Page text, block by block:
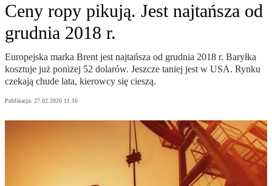
Ceny ropy pikują. Jest najtańsza od
grudnia 2018 r.
Europejska marka Brent jest najtańsza od grudnia 2018 r. Baryłka
kosztuje już poniżej 52 dolarów. Jeszcze taniej jest w USA. Rynku
czekają chude lata, kierowcy się cieszą.
Publikacja: 27.02.2020 11:16